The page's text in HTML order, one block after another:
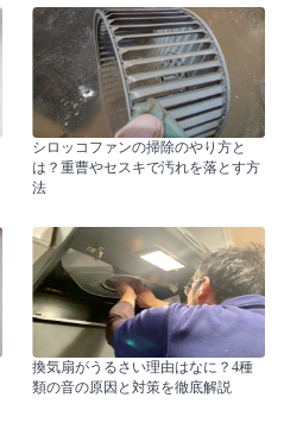
シロッコファンの掃除のやり方と
は？重曹やセスキで汚れを落とす方
法
換気扇がうるさい理由はなに？4種
類の音の原因と対策を徹底解説